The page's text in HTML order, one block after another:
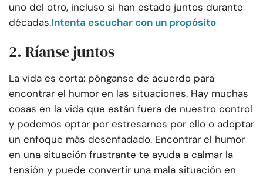
uno del otro, incluso si han estado juntos durante
décadas.Intenta escuchar con un propósito
2. Ríanse juntos
La vida es corta: pónganse de acuerdo para
encontrar el humor en las situaciones. Hay muchas
cosas en la vida que están fuera de nuestro control
y podemos optar por estresarnos por ello o adoptar
un enfoque más desenfadado. Encontrar el humor
en una situación frustrante te ayuda a calmar la
tensión y puede convertir una mala situación en